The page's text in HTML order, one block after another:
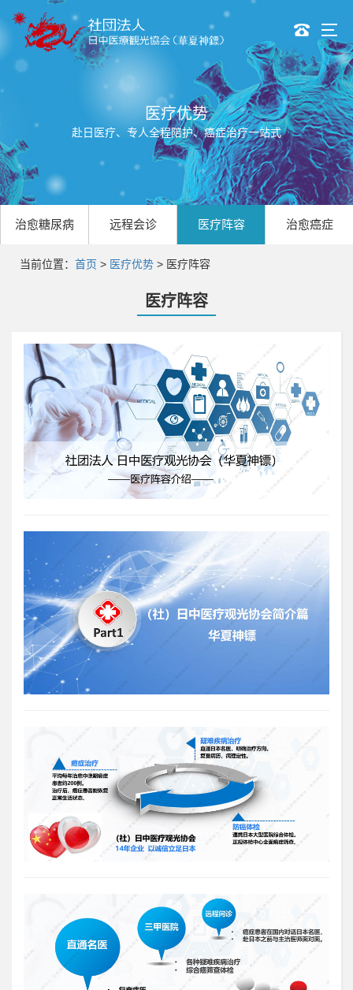
医疗优势
赴日医疗、专人全程陪护、癌症治疗一站式
治愈糖尿病 远程会诊 医疗阵容 治愈癌症
当前位置： 首页 > 医疗优势 > 医疗阵容
医疗阵容